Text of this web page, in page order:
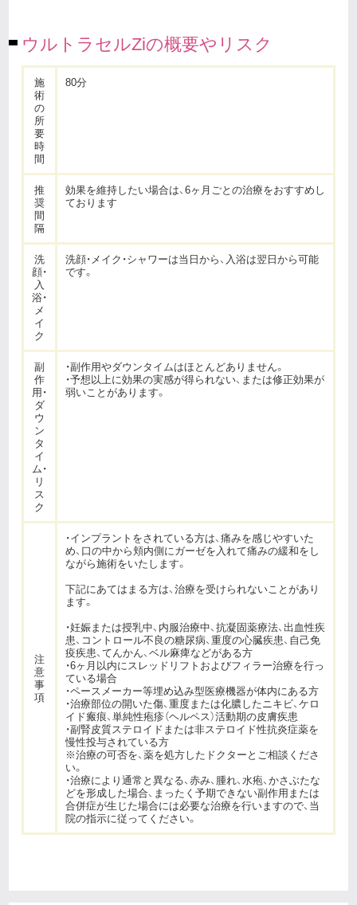
ウルトラセルZiの概要やリスク
施
術
の
所
要
時
間
80分
推
奨
間
隔
効果を維持したい場合は、6ヶ月ごとの治療をおすすめし
ております
洗
顔・
入
浴・
メ
イ
ク
洗顔・メイク・シャワーは当日から、入浴は翌日から可能
です。
副
作
用・
ダ
ウ
ン
タ
イ
ム・
リ
ス
ク
・副作用やダウンタイムはほとんどありません。
・予想以上に効果の実感が得られない、または修正効果が
弱いことがあります。
注
意
事
項
・インプラントをされている方は、痛みを感じやすいた
め、口の中から頬内側にガーゼを入れて痛みの緩和をし
ながら施術をいたします。
下記にあてはまる方は、治療を受けられないことがあり
ます。
・妊娠または授乳中、内服治療中、抗凝固薬療法、出血性疾
患、コントロール不良の糖尿病、重度の心臓疾患、自己免
疫疾患、てんかん、ベル麻痺などがある方
・6ヶ月以内にスレッドリフトおよびフィラー治療を行っ
ている場合
・ペースメーカー等埋め込み型医療機器が体内にある方
・治療部位の開いた傷、重度または化膿したニキビ、ケロ
イド瘢痕、単純性疱疹（ヘルペス）活動期の皮膚疾患
・副腎皮質ステロイドまたは非ステロイド性抗炎症薬を
慢性投与されている方
※治療の可否を、薬を処方したドクターとご相談くださ
い。
・治療により通常と異なる、赤み、腫れ、水疱、かさぶたな
どを形成した場合、まったく予期できない副作用または
合併症が生じた場合には必要な治療を行いますので、当
院の指示に従ってください。